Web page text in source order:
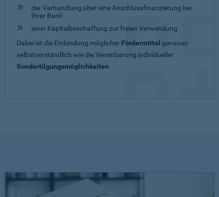
der Verhandlung über eine Anschlussfinanzierung bei
Ihrer Bank
einer Kapitalbeschaffung zur freien Verwendung
Dabei ist die Einbindung möglicher Fördermittel genauso
selbstverständlich wie die Vereinbarung individueller
Sondertilgungsmöglichkeiten.